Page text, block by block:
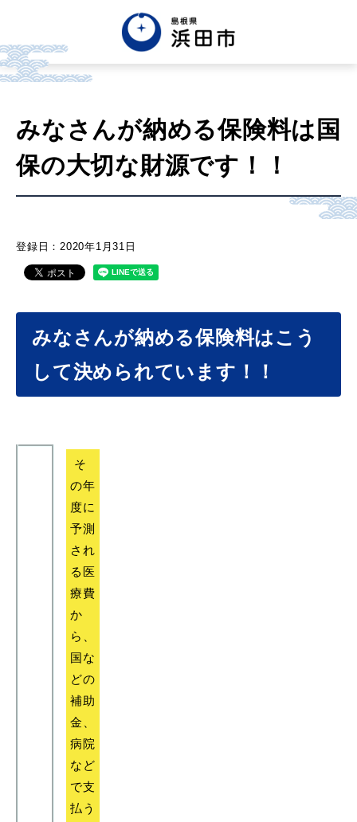
한글 Tiếng việt Tagalog
市政情報
くらし・手続き・
産業・ビジネス
移住・定住
観光・飲食
場面から探す
妊娠・出産
教育
みなさんが納める保険料は国
保の大切な財源です！！
登録日：2020年1月31日
みなさんが納める保険料はこう
して決められています！！
そ
の年
度に
予測
され
る医
療費
か
ら、
国な
どの
補助
金、
病院
など
で支
払う